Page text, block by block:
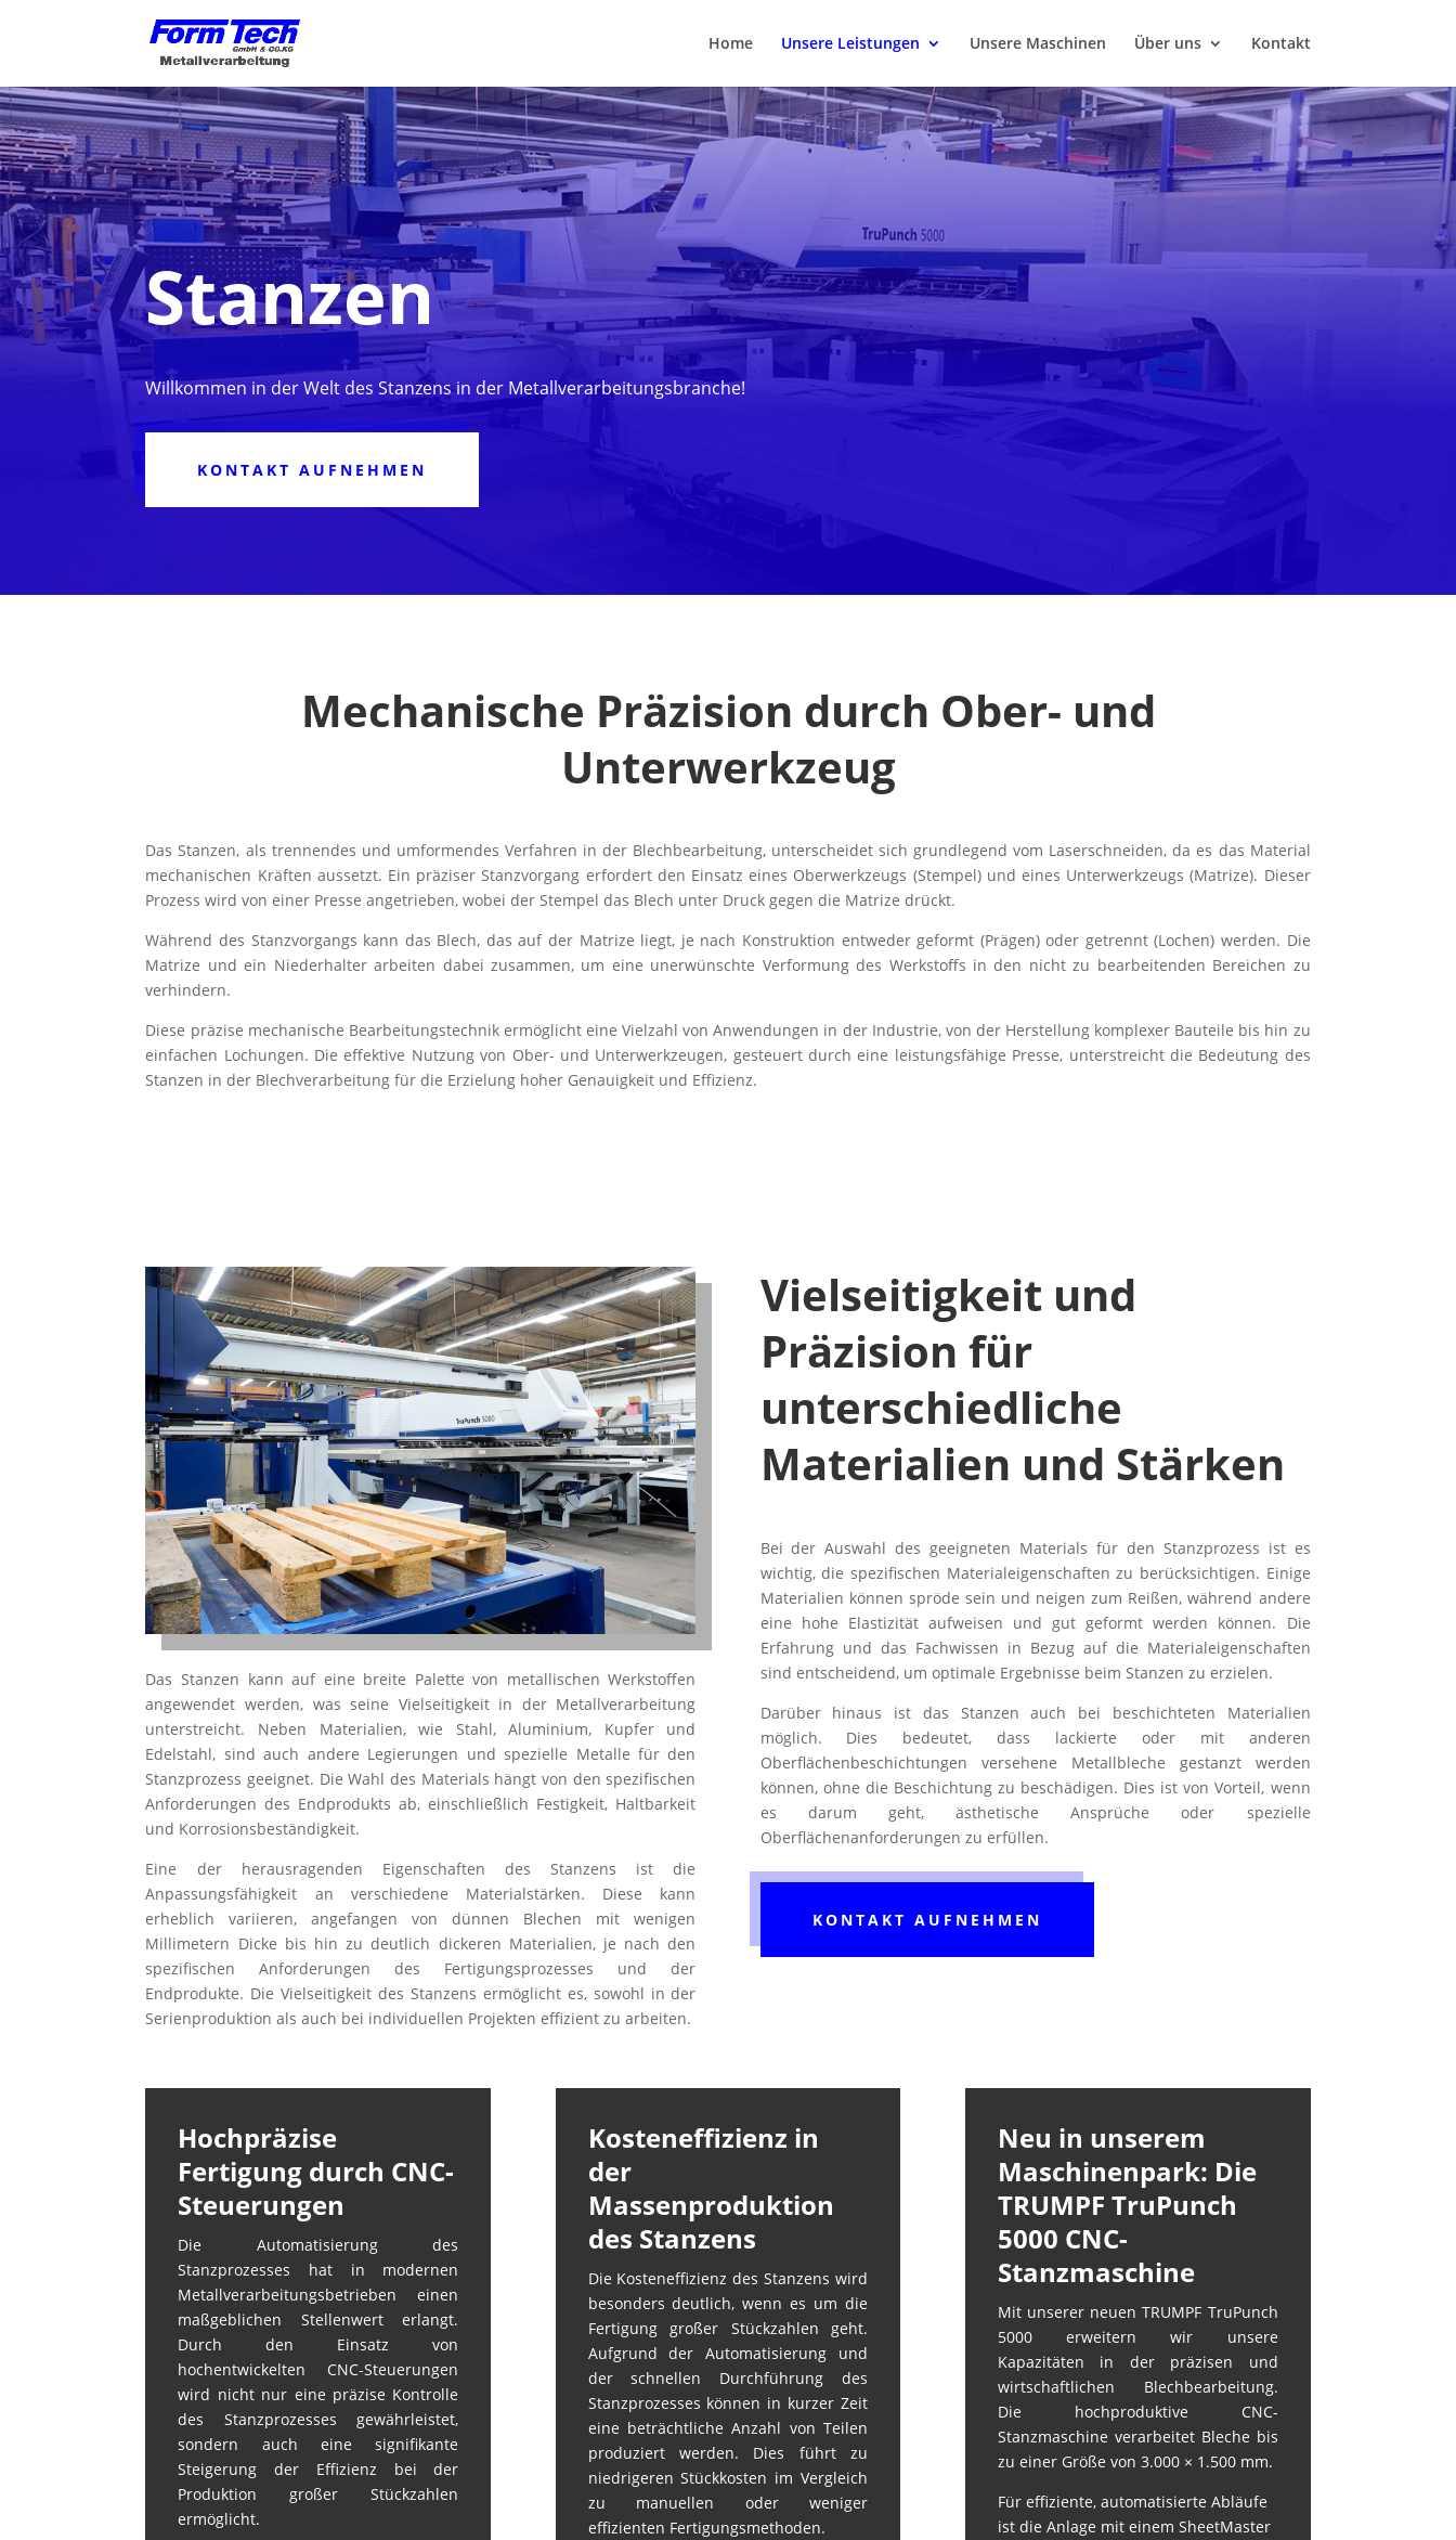
Home Unsere Leistungen Unsere Maschinen Über uns Kontakt
Stanzen
Willkommen in der Welt des Stanzens in der Metallverarbeitungsbranche!
KONTAKT AUFNEHMEN
Mechanische Präzision durch Ober- und
Unterwerkzeug
Das Stanzen, als trennendes und umformendes Verfahren in der Blechbearbeitung, unterscheidet sich grundlegend vom Laserschneiden, da es das Material
mechanischen Kräften aussetzt. Ein präziser Stanzvorgang erfordert den Einsatz eines Oberwerkzeugs (Stempel) und eines Unterwerkzeugs (Matrize). Dieser
Prozess wird von einer Presse angetrieben, wobei der Stempel das Blech unter Druck gegen die Matrize drückt.
Während des Stanzvorgangs kann das Blech, das auf der Matrize liegt, je nach Konstruktion entweder geformt (Prägen) oder getrennt (Lochen) werden. Die
Matrize und ein Niederhalter arbeiten dabei zusammen, um eine unerwünschte Verformung des Werkstoffs in den nicht zu bearbeitenden Bereichen zu
verhindern.
Diese präzise mechanische Bearbeitungstechnik ermöglicht eine Vielzahl von Anwendungen in der Industrie, von der Herstellung komplexer Bauteile bis hin zu
einfachen Lochungen. Die effektive Nutzung von Ober- und Unterwerkzeugen, gesteuert durch eine leistungsfähige Presse, unterstreicht die Bedeutung des
Stanzen in der Blechverarbeitung für die Erzielung hoher Genauigkeit und Effizienz.
Das Stanzen kann auf eine breite Palette von metallischen Werkstoffen
angewendet werden, was seine Vielseitigkeit in der Metallverarbeitung
unterstreicht. Neben Materialien, wie Stahl, Aluminium, Kupfer und
Edelstahl, sind auch andere Legierungen und spezielle Metalle für den
Stanzprozess geeignet. Die Wahl des Materials hängt von den spezifischen
Anforderungen des Endprodukts ab, einschließlich Festigkeit, Haltbarkeit
und Korrosionsbeständigkeit.
Eine der herausragenden Eigenschaften des Stanzens ist die
Anpassungsfähigkeit an verschiedene Materialstärken. Diese kann
erheblich variieren, angefangen von dünnen Blechen mit wenigen
Millimetern Dicke bis hin zu deutlich dickeren Materialien, je nach den
spezifischen Anforderungen des Fertigungsprozesses und der
Endprodukte. Die Vielseitigkeit des Stanzens ermöglicht es, sowohl in der
Serienproduktion als auch bei individuellen Projekten effizient zu arbeiten.
Vielseitigkeit und
Präzision für
unterschiedliche
Materialien und Stärken
Bei der Auswahl des geeigneten Materials für den Stanzprozess ist es
wichtig, die spezifischen Materialeigenschaften zu berücksichtigen. Einige
Materialien können spröde sein und neigen zum Reißen, während andere
eine hohe Elastizität aufweisen und gut geformt werden können. Die
Erfahrung und das Fachwissen in Bezug auf die Materialeigenschaften
sind entscheidend, um optimale Ergebnisse beim Stanzen zu erzielen.
Darüber hinaus ist das Stanzen auch bei beschichteten Materialien
möglich. Dies bedeutet, dass lackierte oder mit anderen
Oberflächenbeschichtungen versehene Metallbleche gestanzt werden
können, ohne die Beschichtung zu beschädigen. Dies ist von Vorteil, wenn
es darum geht, ästhetische Ansprüche oder spezielle
Oberflächenanforderungen zu erfüllen.
KONTAKT AUFNEHMEN
Hochpräzise
Fertigung durch CNC-
Steuerungen
Die Automatisierung des
Stanzprozesses hat in modernen
Metallverarbeitungsbetrieben einen
maßgeblichen Stellenwert erlangt.
Durch den Einsatz von
hochentwickelten CNC-Steuerungen
wird nicht nur eine präzise Kontrolle
des Stanzprozesses gewährleistet,
sondern auch eine signifikante
Steigerung der Effizienz bei der
Produktion großer Stückzahlen
ermöglicht.
Kosteneffizienz in
der
Massenproduktion
des Stanzens
Die Kosteneffizienz des Stanzens wird
besonders deutlich, wenn es um die
Fertigung großer Stückzahlen geht.
Aufgrund der Automatisierung und
der schnellen Durchführung des
Stanzprozesses können in kurzer Zeit
eine beträchtliche Anzahl von Teilen
produziert werden. Dies führt zu
niedrigeren Stückkosten im Vergleich
zu manuellen oder weniger
effizienten Fertigungsmethoden.
Neu in unserem
Maschinenpark: Die
TRUMPF TruPunch
5000 CNC-
Stanzmaschine
Mit unserer neuen TRUMPF TruPunch
5000 erweitern wir unsere
Kapazitäten in der präzisen und
wirtschaftlichen Blechbearbeitung.
Die hochproduktive CNC-
Stanzmaschine verarbeitet Bleche bis
zu einer Größe von 3.000 × 1.500 mm.
Für effiziente, automatisierte Abläufe
ist die Anlage mit einem SheetMaster